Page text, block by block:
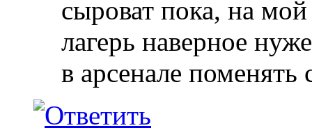
сыроват пока, на
лагерь наверное
в арсенале поменять